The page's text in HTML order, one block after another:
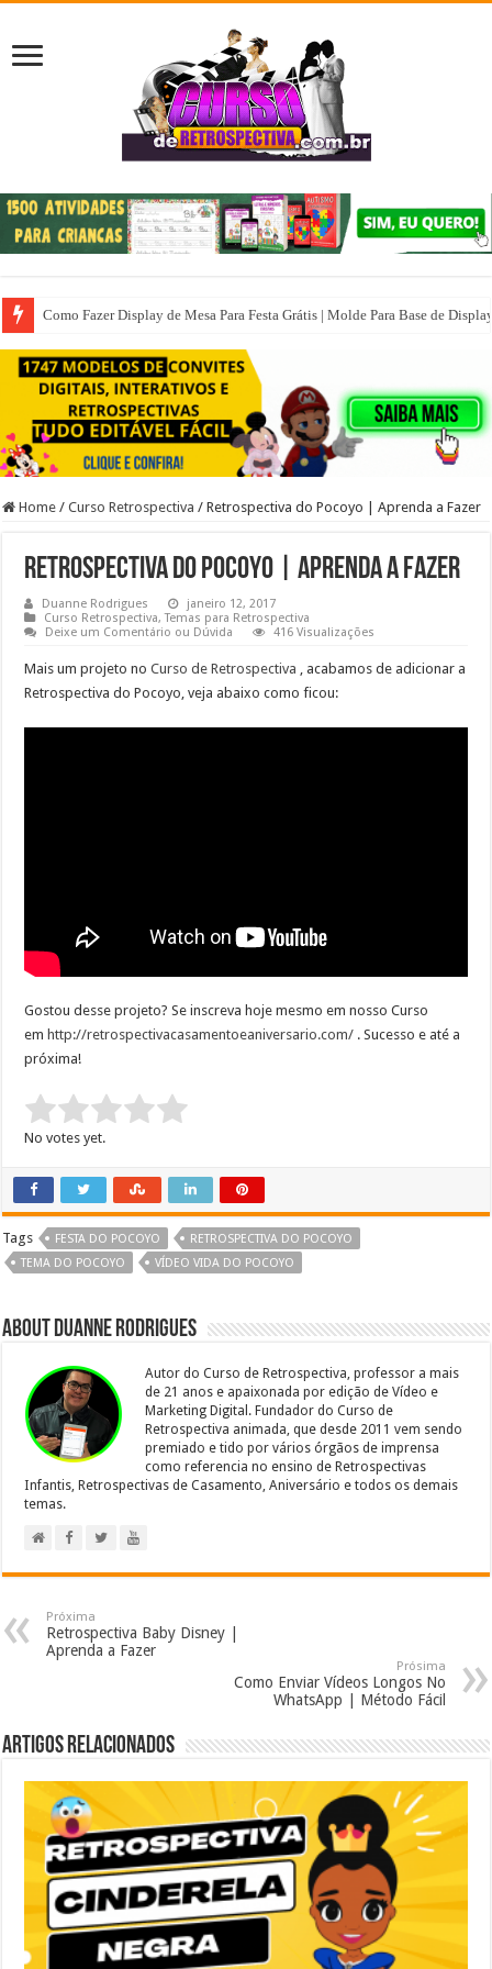
Como Fazer Display de Mesa Para Festa Grátis | Molde Para Base de
Home / Curso Retrospectiva / Retrospectiva do Pocoyo | Aprenda a Fazer
Retrospectiva do Pocoyo | Aprenda a Fazer
Duanne Rodrigues
janeiro 12, 2017
Curso Retrospectiva,Temas para Retrospectiva
Deixe um Comentário ou Dúvida
416 Visualizações
Mais um projeto noCurso de Retrospectiva , acabamos de adicionar a
Retrospectiva do Pocoyo, veja abaixo como ficou:
Gostou desse projeto? Se inscreva hoje mesmo em nosso Curso
em http://retrospectivacasamentoeaniversario.com/ . Sucesso e até a
próxima!
Rate this item:
Submit Rating
No votes yet.
Tags FESTA DO POCOYO
RETROSPECTIVA DO POCOYO
TEMA DO POCOYO
VÍDEO VIDA DO POCOYO
About Duanne Rodrigues
Autor do Curso de Retrospectiva, professor a mais
de 21 anos e apaixonada por edição de Vídeo e
Marketing Digital. Fundador do Curso de
Retrospectiva animada, que desde 2011 vem sendo
premiado e tido por vários órgãos de imprensa
como referencia no ensino de Retrospectivas
Infantis, Retrospectivas de Casamento, Aniversário e todos os demais
temas.
Próxima
Retrospectiva Baby Disney |
Aprenda a Fazer
Prósima
Como Enviar Vídeos Longos No
WhatsApp | Método Fácil
Artigos relacionados